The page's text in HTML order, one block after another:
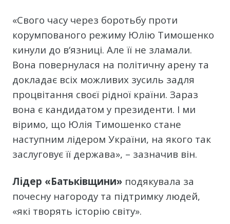
«Свого часу через боротьбу проти
корумпованого режиму Юлію Тимошенко
кинули до в‘язниці. Але її не зламали.
Вона повернулася на політичну арену та
докладає всіх можливих зусиль задля
процвітання своєї рідної країни. Зараз
вона є кандидатом у президенти. І ми
віримо, що Юлія Тимошенко стане
наступним лідером України, на якого так
заслуговує її держава», – зазначив він.
Лідер «Батьківщини» подякувала за
почесну нагороду та підтримку людей,
«які творять історію світу».